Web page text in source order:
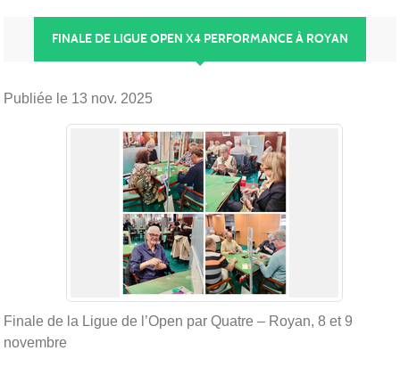
FINALE DE LIGUE OPEN X4 PERFORMANCE À ROYAN
Publiée le 13 nov. 2025
Finale de la Ligue de l’Open par Quatre – Royan, 8 et 9
novembre